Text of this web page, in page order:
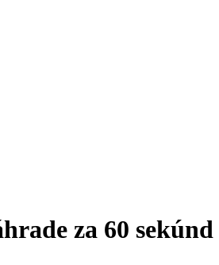
za 60 sekúnd